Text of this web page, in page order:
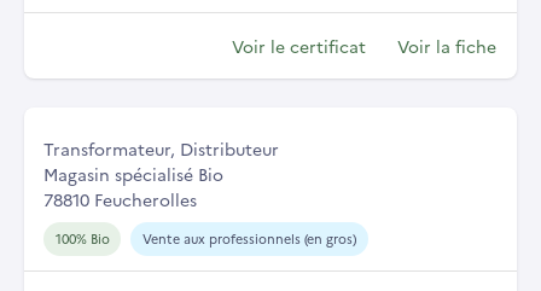
Voir le certificat Voir la fiche
Transformateur, Distributeur
Magasin spécialisé Bio
78810 Feucherolles
100% Bio Vente aux professionnels (en gros)